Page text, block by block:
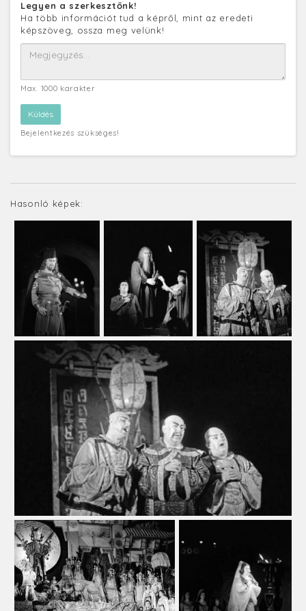
Legyen a szerkesztőnk!
Ha több információt tud a képről, mint az eredeti
képszöveg, ossza meg velünk!
Max. 1000 karakter
Bejelentkezés szükséges!
Hasonló képek: